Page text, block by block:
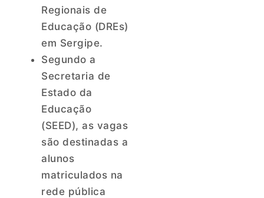
Regionais de
Educação (DREs)
em Sergipe.
Segundo a
Secretaria de
Estado da
Educação
(SEED), as vagas
são destinadas a
alunos
matriculados na
rede pública